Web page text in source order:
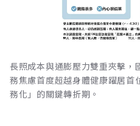
長照成本與通膨壓力雙重夾擊，
務焦慮首度超越身體健康躍居首
務化」的關鍵轉折期。